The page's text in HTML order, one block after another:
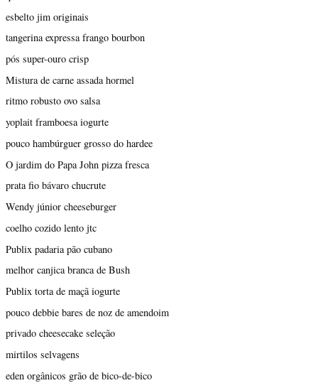
esbelto jim originais
tangerina expressa frango bourbon
pós super-ouro crisp
Mistura de carne assada hormel
ritmo robusto ovo salsa
yoplait framboesa iogurte
pouco hambúrguer grosso do hardee
O jardim do Papa John pizza fresca
prata fio bávaro chucrute
Wendy júnior cheeseburger
coelho cozido lento jtc
Publix padaria pão cubano
melhor canjica branca de Bush
Publix torta de maçã iogurte
pouco debbie bares de noz de amendoim
privado cheesecake seleção
mirtilos selvagens
eden orgânicos grão de bico-de-bico